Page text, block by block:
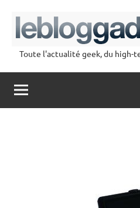
contenu
lebloggadget
Toute l'actualité geek, du high-